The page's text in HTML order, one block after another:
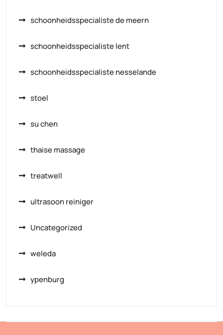
schoonheidsspecialiste de meern
schoonheidsspecialiste lent
schoonheidsspecialiste nesselande
stoel
su chen
thaise massage
treatwell
ultrasoon reiniger
Uncategorized
weleda
ypenburg